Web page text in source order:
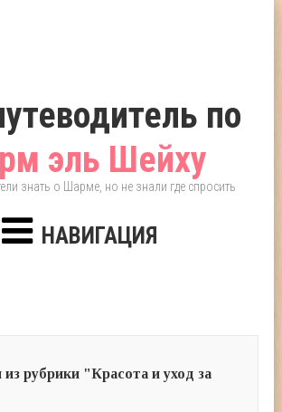
по
эль Шейху
знать о Шарме, но не знали где спросить
НАВИГАЦИЯ
из рубрики "Красота и уход за